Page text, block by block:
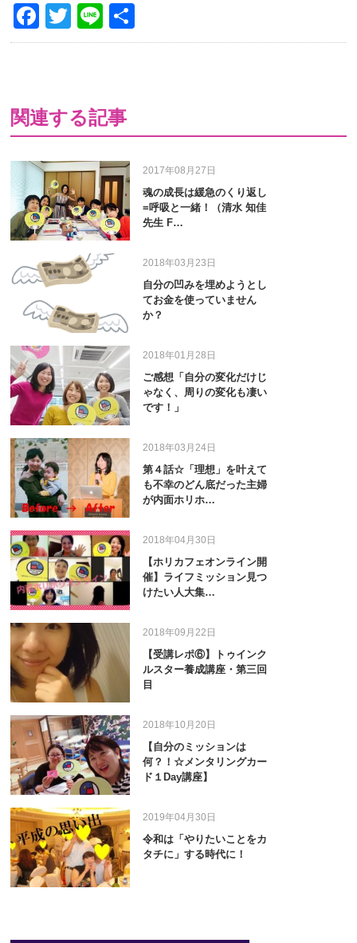
Facebook
Twitter
Line
有
関連する記事
2017年08月27日
魂の成長は緩急のくり返し
=呼吸と一緒！（清水 知佳
先生 F…
2018年03月23日
自分の凹みを埋めようとし
てお金を使っていません
か？
2018年01月28日
ご感想「自分の変化だけじ
ゃなく、周りの変化も凄い
です！」
2018年03月24日
第４話☆「理想」を叶えて
も不幸のどん底だった主婦
が内面ホリホ…
2018年04月30日
【ホリカフェオンライン開
催】ライフミッション見つ
けたい人大集…
2018年09月22日
【受講レポ⑥】トゥインク
ルスター養成講座・第三回
目
2018年10月20日
【自分のミッションは
何？！☆メンタリングカー
ド１Day講座】
2019年04月30日
令和は「やりたいことをカ
タチに」する時代に！